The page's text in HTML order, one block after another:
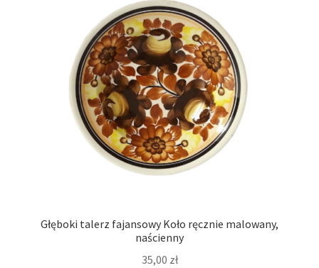
Głęboki talerz fajansowy Koło ręcznie malowany,
naścienny
35,00 zł